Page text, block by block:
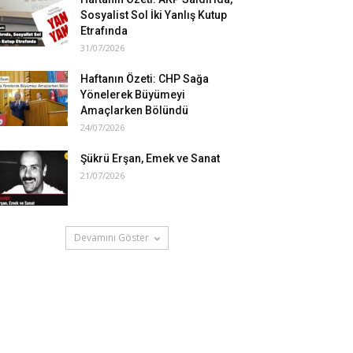
Sosyalist Sol İki Yanlış Kutup
Etrafında
31/07/2026
Haftanın Özeti: CHP Sağa
Yönelerek Büyümeyi
Amaçlarken Bölündü
24/07/2026
Şükrü Erşan, Emek ve Sanat
21/07/2026
Devamını Göster